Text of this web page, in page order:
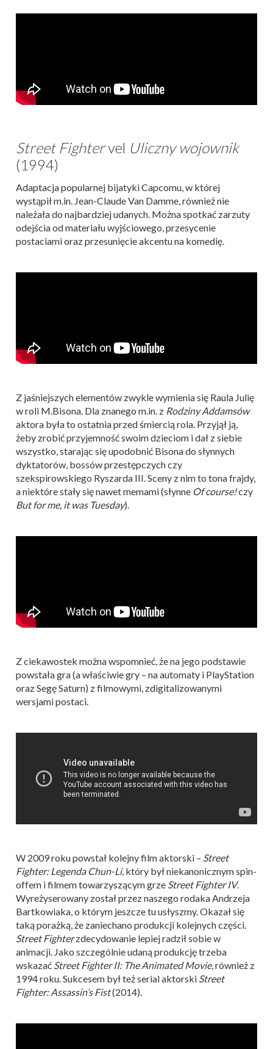
Street Fightervel Uliczny wojownik
(1994)
Adaptacja popularnej bijatyki Capcomu, w której
wystąpił m.in. Jean-Claude Van Damme, również nie
należała do najbardziej udanych. Można spotkać zarzuty
odejścia od materiału wyjściowego, przesycenie
postaciami oraz przesunięcie akcentu na komedię.
Z jaśniejszych elementów zwykle wymienia się Raula Julię
w roli M.Bisona. Dla znanego m.in. z Rodziny Addamsów
aktora była to ostatnia przed śmiercią rola. Przyjął ją,
żeby zrobić przyjemność swoim dzieciom i dał z siebie
wszystko, starając się upodobnić Bisona do słynnych
dyktatorów, bossów przestępczych czy
szekspirowskiego Ryszarda III. Sceny z nim to tona frajdy,
a niektóre stały się nawet memami (słynne Of course!czy
But for me, it was Tuesday).
Z ciekawostek można wspomnieć, że na jego podstawie
powstała gra (a właściwie gry – na automaty i PlayStation
oraz Segę Saturn) z filmowymi, zdigitalizowanymi
wersjami postaci.
W 2009 roku powstał kolejny film aktorski – Street
Fighter: Legenda Chun-Li, który był niekanonicznym spin-
offem i filmem towarzyszącym grze Street Fighter IV.
Wyreżyserowany został przez naszego rodaka Andrzeja
Bartkowiaka, o którym jeszcze tu usłyszmy. Okazał się
taką porażką, że zaniechano produkcji kolejnych części
Street Fighterzdecydowanie lepiej radził sobie w
animacji. Jako szczególnie udaną produkcję trzeba
wskazać Street Fighter II: The Animated Movie, również z
1994 roku. Sukcesem był też serial aktorski Street
Fighter: Assassin’s Fist(2014).